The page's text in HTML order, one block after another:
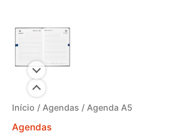
Início / Agendas / Agenda A5
Agendas